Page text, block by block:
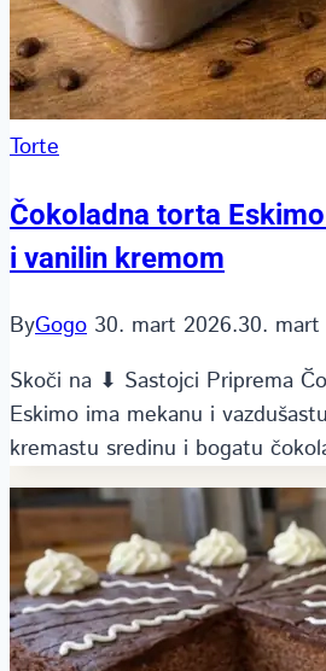
Torte
Čokoladna torta
i vanilin kremom
ByGogo 30. mart 2026.30.
Skoči na ⬇ Sastojci Priprema
Eskimo ima mekanu i
kremastu sredinu i bogatu